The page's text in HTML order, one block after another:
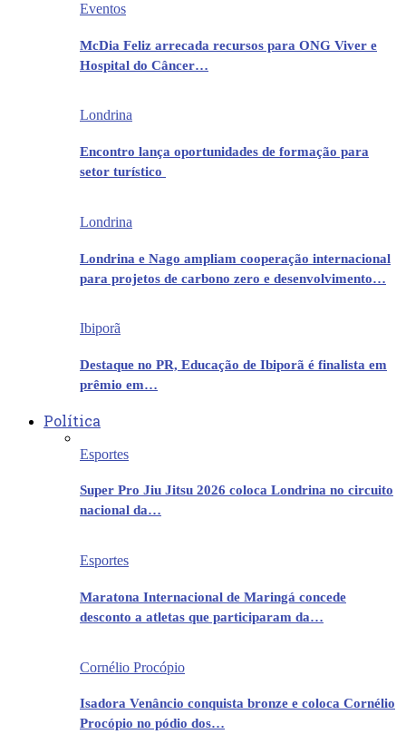
Eventos
McDia Feliz arrecada recursos para ONG Viver e
Hospital do Câncer…
Londrina
Encontro lança oportunidades de formação para
setor turístico
Londrina
Londrina e Nago ampliam cooperação internacional
para projetos de carbono zero e desenvolvimento…
Ibiporã
Destaque no PR, Educação de Ibiporã é finalista em
prêmio em…
Política
Esportes
Super Pro Jiu Jitsu 2026 coloca Londrina no circuito
nacional da…
Esportes
Maratona Internacional de Maringá concede
desconto a atletas que participaram da…
Cornélio Procópio
Isadora Venâncio conquista bronze e coloca Cornélio
Procópio no pódio dos…